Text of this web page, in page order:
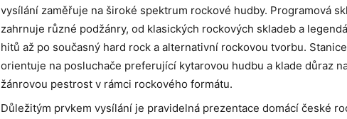
vysílání zaměřuje na široké spektrum rockové hudby. Programová
zahrnuje různé podžánry, od klasických rockových skladeb a
hitů až po současný hard rock a alternativní rockovou tvorbu.
orientuje na posluchače preferující kytarovou hudbu a klade důraz
žánrovou pestrost v rámci rockového formátu.
Důležitým prvkem vysílání je pravidelná prezentace domácí české